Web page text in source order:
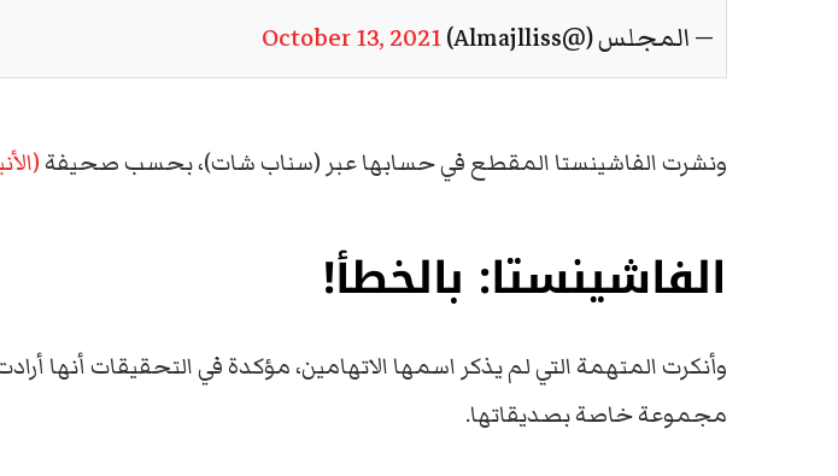
— المجلس (@Almajlliss) October 13, 2021
ونشرت الفاشينستا المقطع في حسابها عبر (سناب شات)، بحسب صحيفة
الفاشينستا: بالخطأ!
وأنكرت المتهمة التي لم يذكر اسمها الاتهامين، مؤكدة في التحقيقات أنها
مجموعة خاصة بصديقاتها.